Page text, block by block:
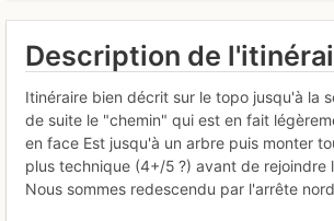
Description de
Itinéraire bien décrit sur le topo jusqu'à la
de suite le "chemin" qui est en fait
en face Est jusqu'à un arbre puis monter
plus technique (4+/5 ?) avant de rejoindre
Nous sommes redescendu par l'arrête